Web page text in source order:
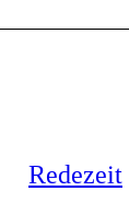
Redezeit